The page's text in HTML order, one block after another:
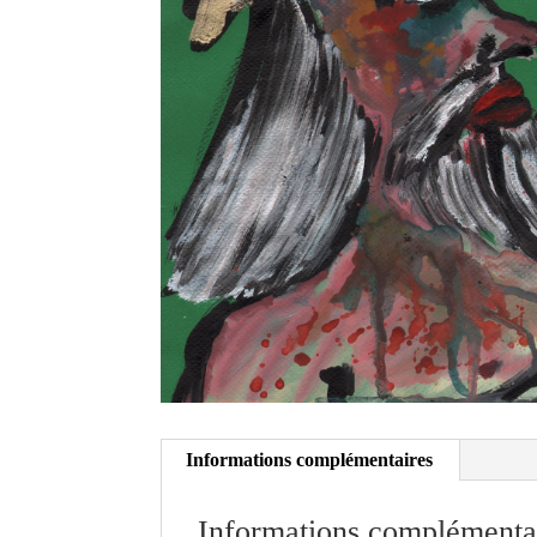
Informations complémentaires